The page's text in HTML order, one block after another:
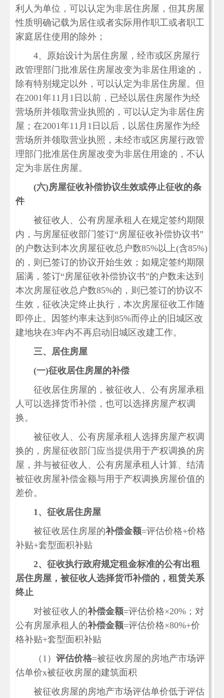
利人为单位，可以认定为非居住房屋，但其房屋
性质明确记载为居住或者实际用作职工或者职工
家庭居住使用的除外；
4、原始设计为居住房屋，经市或区房屋行
政管理部门批准居住房屋改变为非居住用途的，
除有特别规定以外，可以认定为非居住房屋。但
在2001年11月1日以前，已经以居住房屋作为经
营场所并领取营业执照的，可以认定为非居住房
屋；在2001年11月1日以后，以居住房屋作为经
营场所并领取营业执照，未经市或区房屋行政管
理部门批准居住房屋改变为非居住用途的，不认
定为非居住房屋。
(六)房屋征收补偿协议生效或停止征收的条
件
被征收人、公有房屋承租人在规定签约期限
内，与房屋征收部门签订“房屋征收补偿协议书”
的户数达到本次房屋征收总户数85%以上(含85%)
的，则已签订的协议开始生效；如规定签约期限
届满，签订“房屋征收补偿协议书”的户数未达到
本次房屋征收总户数85%的，则已签订的协议不
生效，征收决定终止执行，本次房屋征收工作随
即停止。因签约率未达到85%而停止的旧城区改
建地块在3年内不再启动旧城区改建工作。
三、居住房屋
(一)征收居住房屋的补偿
征收居住房屋的，被征收人、公有房屋承租
人可以选择货币补偿，也可以选择房屋产权调
换。
被征收人、公有房屋承租人选择房屋产权调
换的，房屋征收部门应当提供用于产权调换的房
屋，并与被征收人、公有房屋承租人计算、结清
被征收房屋补偿金额与用于产权调换房屋价值的
差价。
1、征收居住房屋
被征收居住房屋的补偿金额=评估价格+价格
补贴+套型面积补贴
2、征收执行政府规定租金标准的公有出租
居住房屋，被征收人选择货币补偿的，租赁关系
终止
对被征收人的补偿金额=评估价格×20%；对
公有房屋承租人的补偿金额=评估价格×80%+价
格补贴+套型面积补贴
（1） 评估价格=被征收房屋的房地产市场评
估单价x被征收房屋的建筑面积
被征收房屋的房地产市场评估单价低于评估